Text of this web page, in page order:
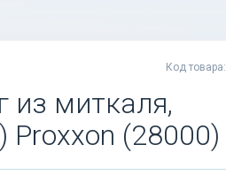
Код
из миткаля,
(28000)